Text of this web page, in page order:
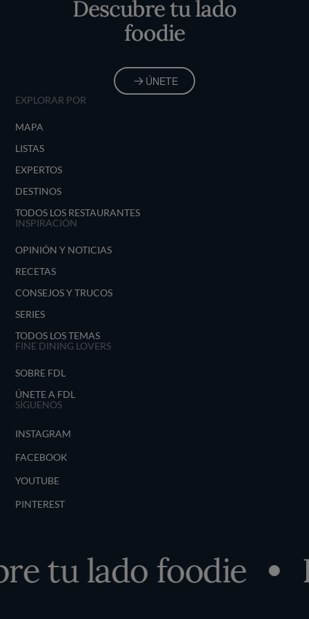
Descubre tu lado
foodie
ÚNETE
EXPLORAR POR
MAPA
LISTAS
EXPERTOS
DESTINOS
TODOS LOS RESTAURANTES
INSPIRACIÓN
OPINIÓN Y NOTICIAS
RECETAS
CONSEJOS Y TRUCOS
SERIES
TODOS LOS TEMAS
FINE DINING LOVERS
SOBRE FDL
ÚNETE A FDL
SÍGUENOS
INSTAGRAM
FACEBOOK
YOUTUBE
PINTEREST
tu lado foodie